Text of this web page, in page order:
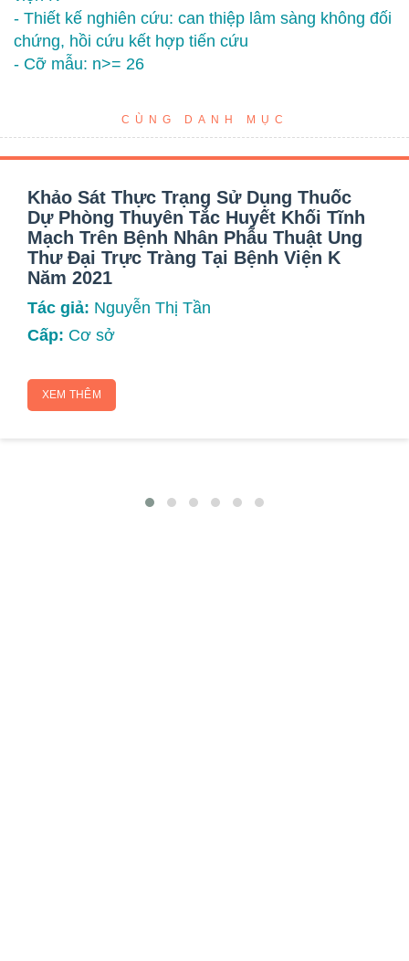
- Thiết kế nghiên cứu: can thiệp lâm sàng không đối
chứng, hồi cứu kết hợp tiến cứu
- Cỡ mẫu: n>= 26
CÙNG DANH MỤC
Khảo Sát Thực Trạng Sử Dụng Thuốc
Dự Phòng Thuyên Tắc Huyết Khối Tĩnh
Mạch Trên Bệnh Nhân Phẫu Thuật Ung
Thư Đại Trực Tràng Tại Bệnh Viện K
Năm 2021
Tác giả: Nguyễn Thị Tần
Cấp: Cơ sở
XEM THÊM